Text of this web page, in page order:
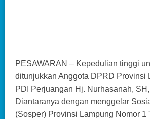
PESAWARAN – Kepedulian tinggi
ditunjukkan Anggota DPRD Provinsi
PDI Perjuangan Hj. Nurhasanah,
Diantaranya dengan menggelar
(Sosper) Provinsi Lampung Nomor 1